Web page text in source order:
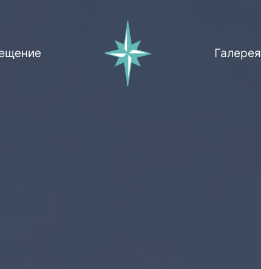
Галерея